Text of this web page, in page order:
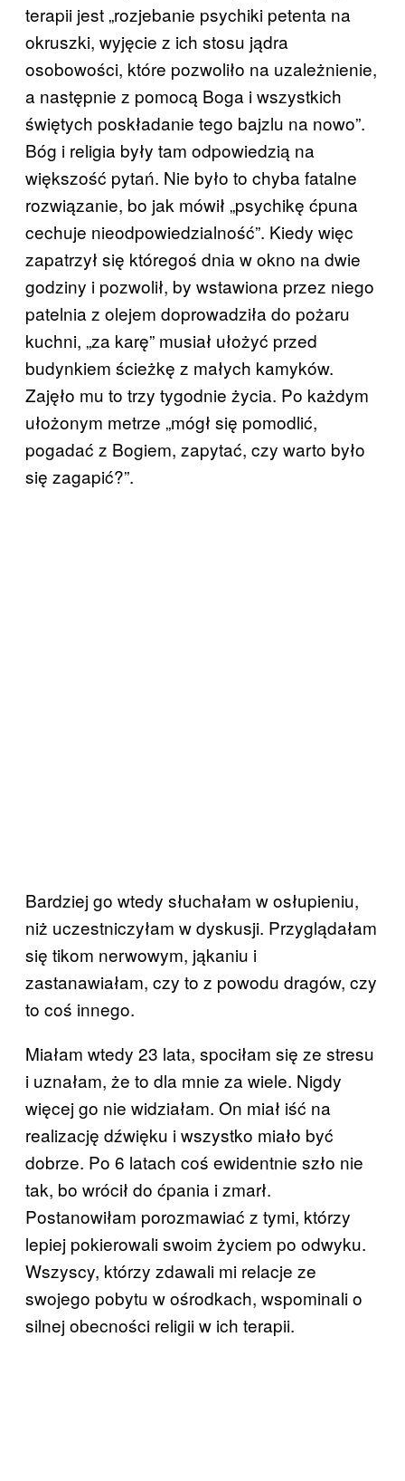
terapii jest „rozjebanie psychiki petenta na
okruszki, wyjęcie z ich stosu jądra
osobowości, które pozwoliło na uzależnienie,
a następnie z pomocą Boga i wszystkich
świętych poskładanie tego bajzlu na nowo”.
Bóg i religia były tam odpowiedzią na
większość pytań. Nie było to chyba fatalne
rozwiązanie, bo jak mówił „psychikę ćpuna
cechuje nieodpowiedzialność”. Kiedy więc
zapatrzył się któregoś dnia w okno na dwie
godziny i pozwolił, by wstawiona przez niego
patelnia z olejem doprowadziła do pożaru
kuchni, „za karę” musiał ułożyć przed
budynkiem ścieżkę z małych kamyków.
Zajęło mu to trzy tygodnie życia. Po każdym
ułożonym metrze „mógł się pomodlić,
pogadać z Bogiem, zapytać, czy warto było
się zagapić?”.
Bardziej go wtedy słuchałam w osłupieniu,
niż uczestniczyłam w dyskusji. Przyglądałam
się tikom nerwowym, jąkaniu i
zastanawiałam, czy to z powodu dragów, czy
to coś innego.
Miałam wtedy 23 lata, spociłam się ze stresu
i uznałam, że to dla mnie za wiele. Nigdy
więcej go nie widziałam. On miał iść na
realizację dźwięku i wszystko miało być
dobrze. Po 6 latach coś ewidentnie szło nie
tak, bo wrócił do ćpania i zmarł.
Postanowiłam porozmawiać z tymi, którzy
lepiej pokierowali swoim życiem po odwyku.
Wszyscy, którzy zdawali mi relacje ze
swojego pobytu w ośrodkach, wspominali o
silnej obecności religii w ich terapii.